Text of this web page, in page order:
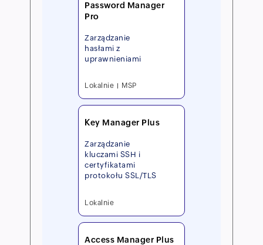
Password Manager
Pro
Zarządzanie
hasłami z
uprawnieniami
Lokalnie MSP
Key Manager Plus
Zarządzanie
kluczami SSH i
certyfikatami
protokołu SSL/TLS
Lokalnie
Access Manager Plus